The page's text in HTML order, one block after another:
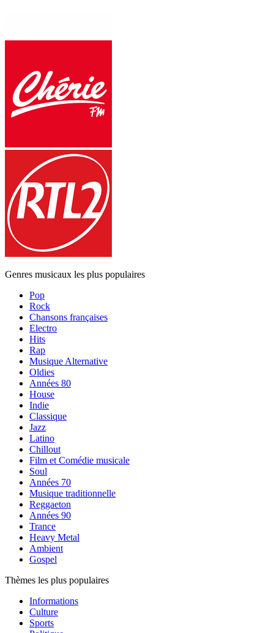
Genres musicaux les plus populaires
Pop
Rock
Chansons françaises
Electro
Hits
Rap
Musique Alternative
Oldies
Années 80
House
Indie
Classique
Jazz
Latino
Chillout
Film et Comédie musicale
Soul
Années 70
Musique traditionnelle
Reggaeton
Années 90
Trance
Heavy Metal
Ambient
Gospel
Thèmes les plus populaires
Informations
Culture
Sports